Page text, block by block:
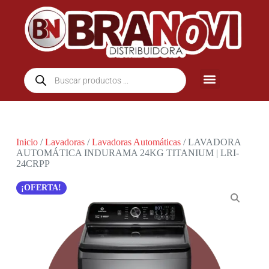
Inicio/Lavadoras/Lavadoras Automáticas/ LAVADORA
AUTOMÁTICA INDURAMA 24KG TITANIUM | LRI-
24CRPP
¡OFERTA!